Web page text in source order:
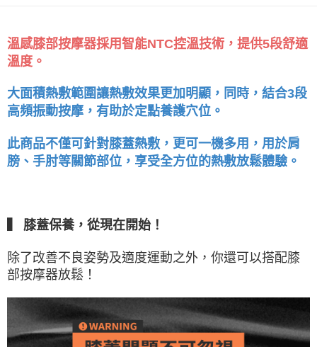
溫感膝部按摩器採用智能NTC控溫技術，提供5段舒適
溫度。
大面積熱敷範圍讓熱敷效果更加明顯，同時，結合3段
高頻振動按摩，有助於定點養護穴位。
此商品不僅可針對膝蓋熱敷，更可一機多用，用於肩
膀、手肘等關節部位，享受全方位的熱敷放鬆體驗。
▍ 膝蓋保養，從現在開始！
除了改善不良姿勢及適度運動之外，你還可以搭配膝
部按摩器放鬆！